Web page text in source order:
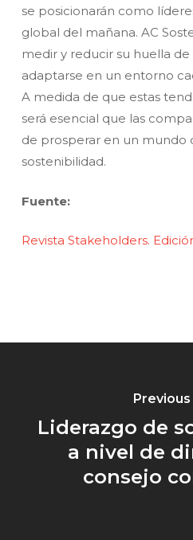
se posicionarán como
global del mañana. AC
medir y reducir su huella
adaptarse en un entorno
A medida de que estas
será esencial que las
de prosperar en un mundo
sostenibilidad.
Fuente:
Revista Stakeholders.
Liderazgo de
a nivel de
consejo